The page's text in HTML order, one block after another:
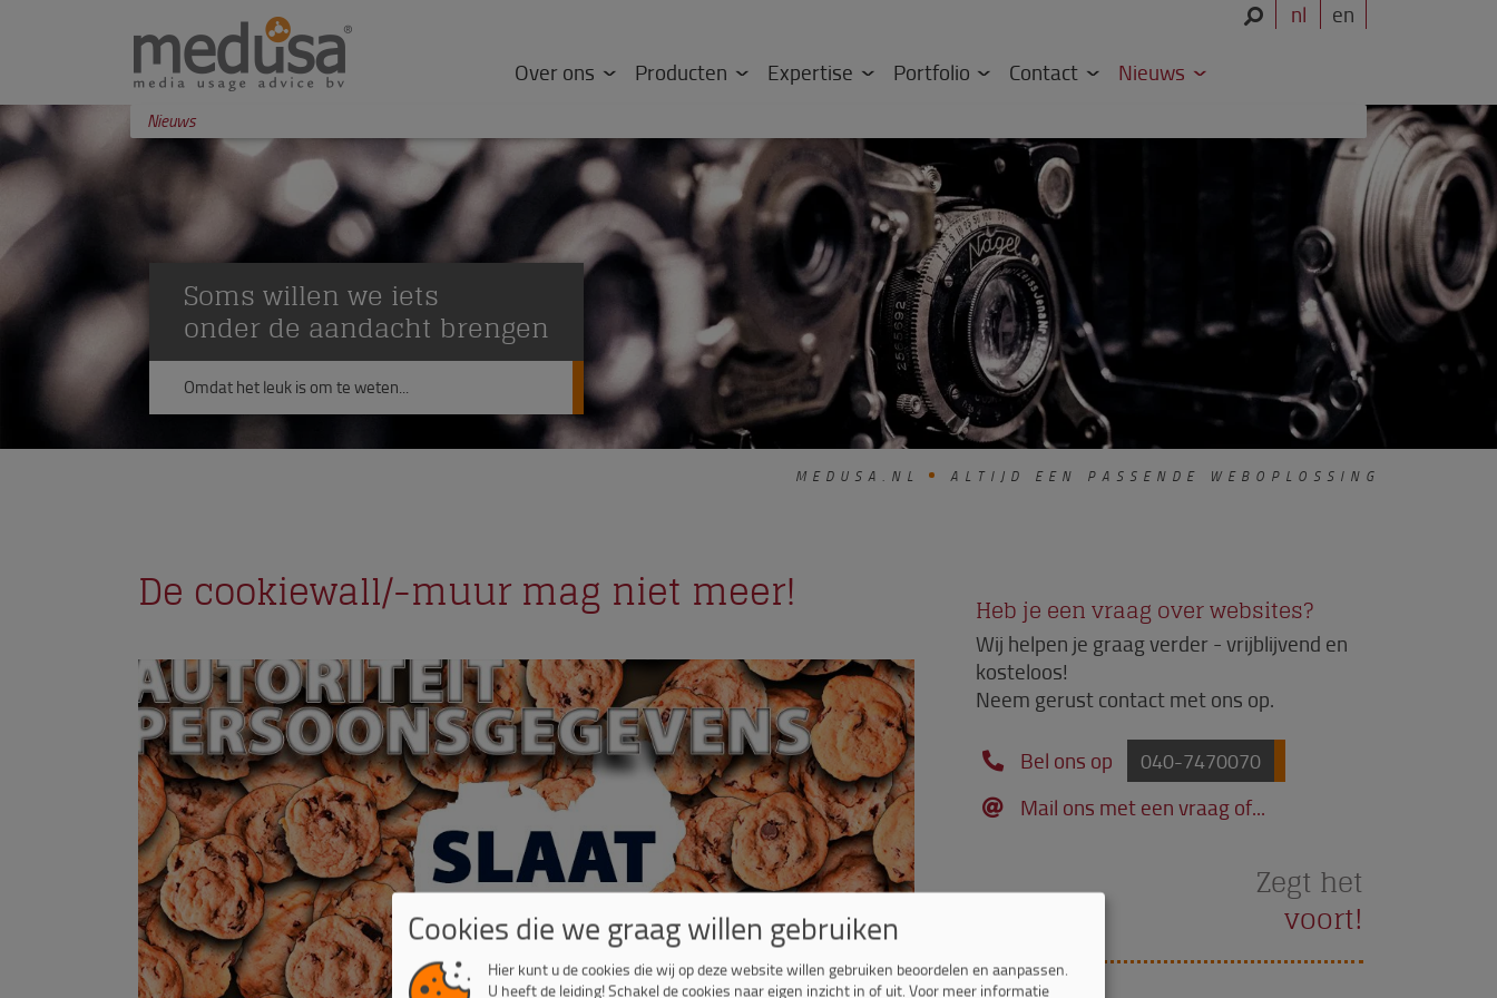
Over ons Producten Expertise Portfolio Contact Nieuws
nl en
Nieuws
Soms willen we iets
onder de aandacht brengen
Omdat het leuk is om te weten...
MEDUSA.NL ALTIJD EEN PASSENDE WEBOPLOSSING
De cookiewall/-muur mag niet meer! Heb je een vraag over websites?
Wij helpen je graag verder - vrijblijvend en
kosteloos!
Neem gerust contact met ons op.
Bel ons op 040-7470070
Mail ons met een vraag of...
Zegt het
voort!
Cookies die we graag willen gebruiken
Hier kunt u de cookies die wij op deze website willen gebruiken beoordelen en aanpassen.
U heeft de leiding! Schakel de cookies naar eigen inzicht in of uit. Voor meer informatie